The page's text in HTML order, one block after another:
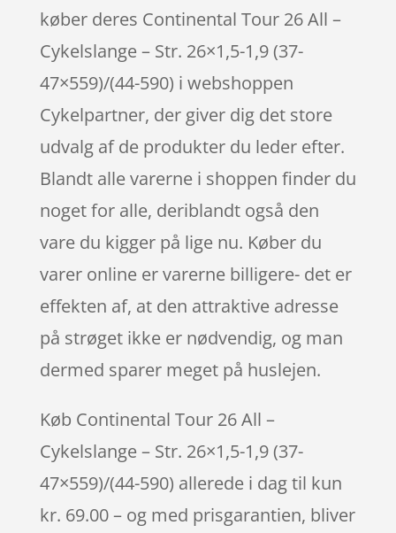
køber deres Continental Tour 26 All –
Cykelslange – Str. 26×1,5-1,9 (37-
47×559)/(44-590) i webshoppen
Cykelpartner, der giver dig det store
udvalg af de produkter du leder efter.
Blandt alle varerne i shoppen finder du
noget for alle, deriblandt også den
vare du kigger på lige nu. Køber du
varer online er varerne billigere- det er
effekten af, at den attraktive adresse
på strøget ikke er nødvendig, og man
dermed sparer meget på huslejen.
Køb Continental Tour 26 All –
Cykelslange – Str. 26×1,5-1,9 (37-
47×559)/(44-590) allerede i dag til kun
kr. 69.00 – og med prisgarantien, bliver